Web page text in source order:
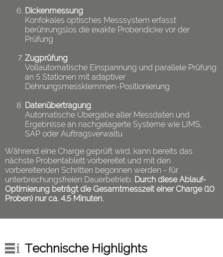
Dickenmessung
Konfokales optisches Messsystem erfasst
berührungslos die exakte Probendicke vor der
Prüfung
Zugprüfung
Vollautomatische Einspannung und parallele Prüfung
an 5 Stationen mit adaptiver
Dehnungsmessklemmen-Positionierung
Datenübertragung
Automatische Übergabe aller Messdaten und
Ergebnisse an nachgelagerte Systeme wie LIMS,
SAP oder Auftragsverwaltu
Während eine Charge geprüft wird, kann bereits das
nächste Probentablett vorbereitet und mit den
vorbereitenden Schritten begonnen werden - für
unterbrechungsfreien Dauerbetrieb. Durch diese Ablauf-
Optimierung beträgt die Gesamtmesszeit einer Charge (10
Proben) nur ca. 4,5 Minuten.
Technische Highlights